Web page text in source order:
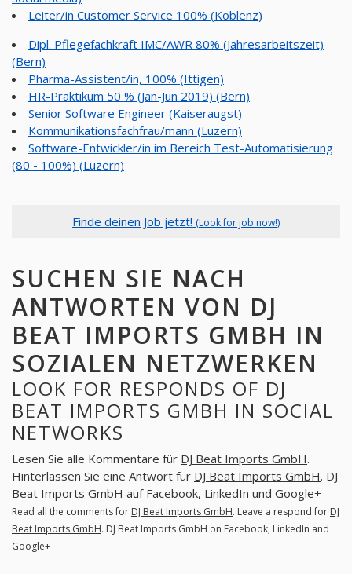
Leiter/in Customer Service 100% (Koblenz)
Dipl. Pflegefachkraft IMC/AWR 80% (Jahresarbeitszeit)
(Bern)
Pharma-Assistent/in, 100% (Ittigen)
HR-Praktikum 50 % (Jan-Jun 2019) (Bern)
Senior Software Engineer (Kaiseraugst)
Kommunikationsfachfrau/mann (Luzern)
Software-Entwickler/in im Bereich Test-Automatisierung
(80 - 100%) (Luzern)
Finde deinen Job jetzt! (Look for job now!)
SUCHEN SIE NACH
ANTWORTEN VON DJ
BEAT IMPORTS GMBH IN
SOZIALEN NETZWERKEN
LOOK FOR RESPONDS OF DJ
BEAT IMPORTS GMBH IN SOCIAL
NETWORKS
Lesen Sie alle Kommentare für DJ Beat Imports GmbH.
Hinterlassen Sie eine Antwort für DJ Beat Imports GmbH. DJ
Beat Imports GmbH auf Facebook, LinkedIn und Google+
Read all the comments for DJ Beat Imports GmbH. Leave a respond for DJ
Beat Imports GmbH. DJ Beat Imports GmbH on Facebook, LinkedIn and
Google+